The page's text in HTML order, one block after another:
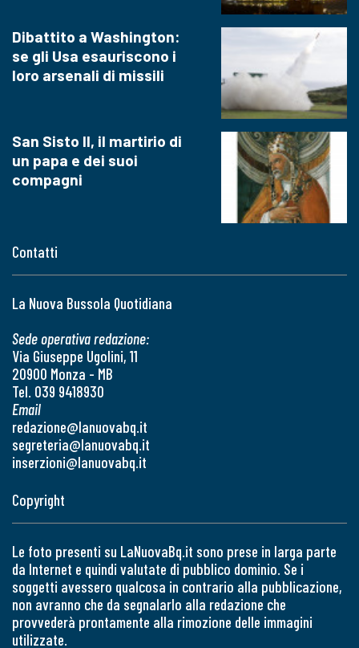
Contatti
La Nuova Bussola Quotidiana
Sede operativa redazione:
Via Giuseppe Ugolini, 11
20900 Monza - MB
Tel. 039 9418930
Email
redazione@lanuovabq.it
segreteria@lanuovabq.it
inserzioni@lanuovabq.it
Dibattito a Washington:
se gli Usa esauriscono i
loro arsenali di missili
San Sisto II, il martirio di
un papa e dei suoi
compagni
Copyright
Le foto presenti su LaNuovaBq.it sono prese in larga parte
da Internet e quindi valutate di pubblico dominio. Se i
soggetti avessero qualcosa in contrario alla pubblicazione,
non avranno che da segnalarlo alla redazione che
provvederà prontamente alla rimozione delle immagini
utilizzate.